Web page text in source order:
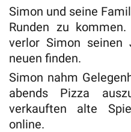
Simon und seine
Runden zu
verlor Simon seinen
neuen finden.
Simon nahm
abends Pizza
verkauften alte
online.